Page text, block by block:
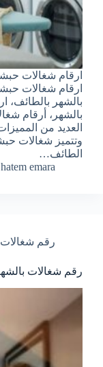
ارقام شغالات
ارقام شغالات
بالشهر بالطائف،
بالشهر، أرقام
العديد من
وتتميز شغالات
الطائف…
hatem emara
رقم شغالات
رقم شغالات بالشهر